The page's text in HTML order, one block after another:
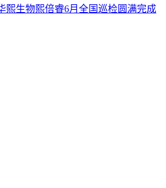
熙生物熙倍睿6月全国巡检圆满完成